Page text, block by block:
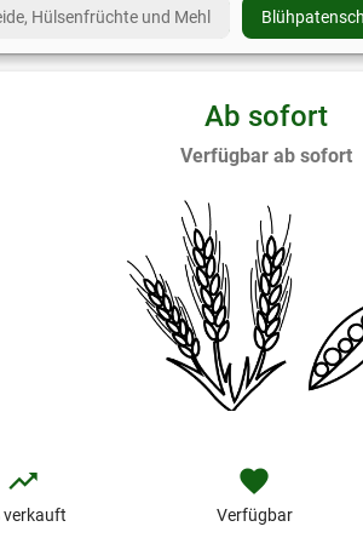
aktuell primär mit Zwischenfrüchten und
Hülsenfrüchte und Mehl
Ab sofort
Verfügbar ab sofort
trending_up
verkauft
favorite
Verfügbar